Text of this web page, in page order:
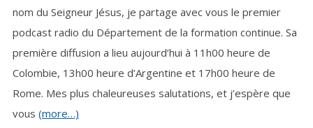
nom du Seigneur Jésus, je partage avec vous le premier
podcast radio du Département de la formation continue. Sa
première diffusion a lieu aujourd’hui à 11h00 heure de
Colombie, 13h00 heure d’Argentine et 17h00 heure de
Rome. Mes plus chaleureuses salutations, et j’espère que
vous (more…)